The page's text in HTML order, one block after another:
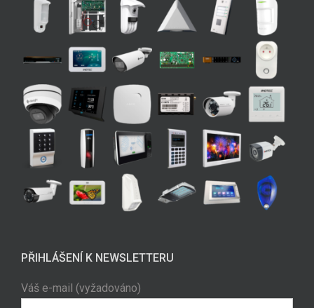
PŘIHLÁŠENÍ K NEWSLETTERU
Váš e-mail (vyžadováno)